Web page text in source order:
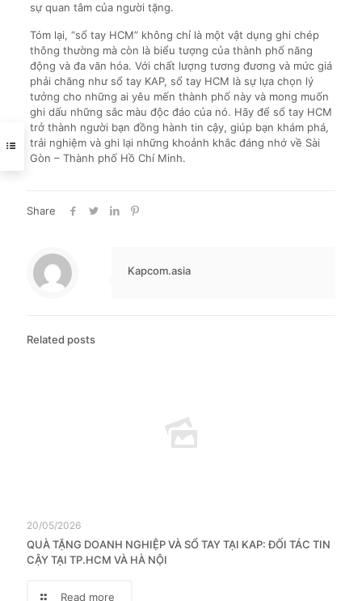
sự quan tâm của người tặng.
Tóm lại, “sổ tay HCM” không chỉ là một vật dụng ghi chép
thông thường mà còn là biểu tượng của thành phố năng
động và đa văn hóa. Với chất lượng tương đương và mức giá
phải chăng như sổ tay KAP, sổ tay HCM là sự lựa chọn lý
tưởng cho những ai yêu mến thành phố này và mong muốn
ghi dấu những sắc màu độc đáo của nó. Hãy để sổ tay HCM
trở thành người bạn đồng hành tin cậy, giúp bạn khám phá,
trải nghiệm và ghi lại những khoảnh khắc đáng nhớ về Sài
Gòn – Thành phố Hồ Chí Minh.
Share
Kapcom.asia
Related posts
20/05/2026
QUÀ TẶNG DOANH NGHIỆP VÀ SỔ TAY TẠI KAP: ĐỐI TÁC TIN
CẬY TẠI TP.HCM VÀ HÀ NỘI
Read more